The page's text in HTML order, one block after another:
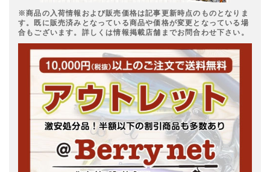
※商品の入荷情報および販売価格は記事更新時点のものとなりま
す。既に販売済みとなっている商品や価格が変更となっている場
合もございます。詳しくは情報掲載店舗までお問合わせ下さい。